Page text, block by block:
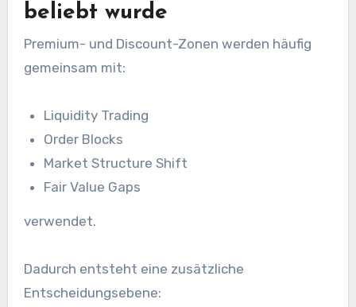
beliebt wurde
Premium- und Discount-Zonen werden häufig
gemeinsam mit:
Liquidity Trading
Order Blocks
Market Structure Shift
Fair Value Gaps
verwendet.
Dadurch entsteht eine zusätzliche
Entscheidungsebene: